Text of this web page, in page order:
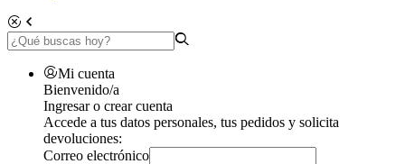
Mi cuenta
Bienvenido/a
Ingresar o crear cuenta
Accede a tus datos personales, tus pedidos y solicita
devoluciones:
Correo electrónico